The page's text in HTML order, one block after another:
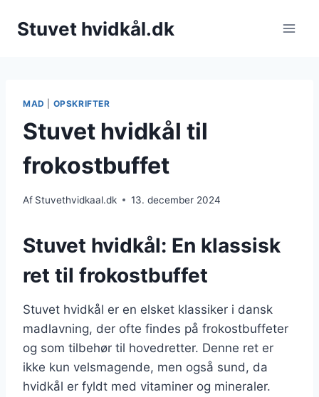
Stuvet hvidkål.dk
MAD OPSKRIFTER
Stuvet hvidkål til
frokostbuffet
Af Stuvethvidkaal.dk 13. december 2024
Stuvet hvidkål: En klassisk
ret til frokostbuffet
Stuvet hvidkål er en elsket klassiker i dansk
madlavning, der ofte findes på frokostbuffeter
og som tilbehør til hovedretter. Denne ret er
ikke kun velsmagende, men også sund, da
hvidkål er fyldt med vitaminer og mineraler.